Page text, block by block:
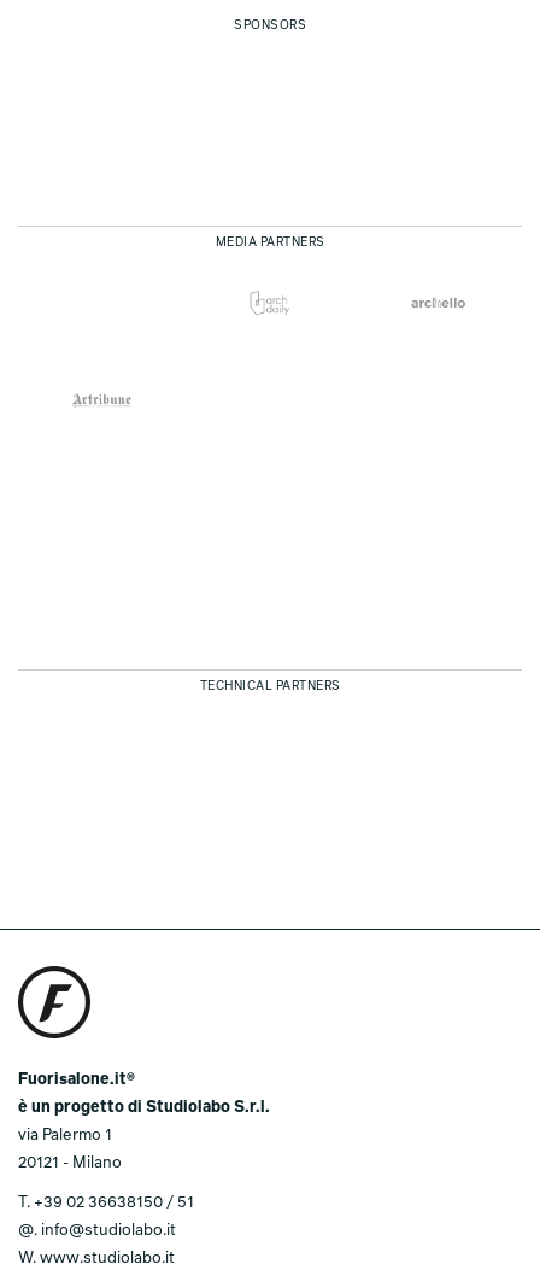
SPONSORS
MEDIA PARTNERS
TECHNICAL PARTNERS
Fuorisalone.it®
è un progetto di Studiolabo S.r.l.
via Palermo 1
20121 - Milano
T. +39 02 36638150 / 51
@. info@studiolabo.it
W. www.studiolabo.it